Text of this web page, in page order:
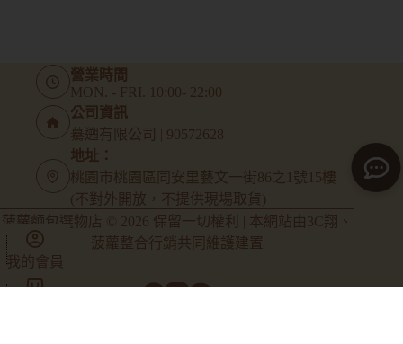
營業時間
MON. - FRI. 10:00- 22:00
公司資訊
驀遡有限公司 | 90572628
地址：
桃園市桃園區同安里藝文一街86之1號15樓
(不對外開放，不提供現場取貨)
菠蘿麵包選物店 © 2026 保留一切權利 | 本網站由 3C翔
、
菠蘿整合行銷 共同維護建置
我的會員